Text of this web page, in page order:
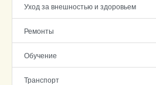
Уход за внешностью и здоровьем
Ремонты
Обучение
Транспорт